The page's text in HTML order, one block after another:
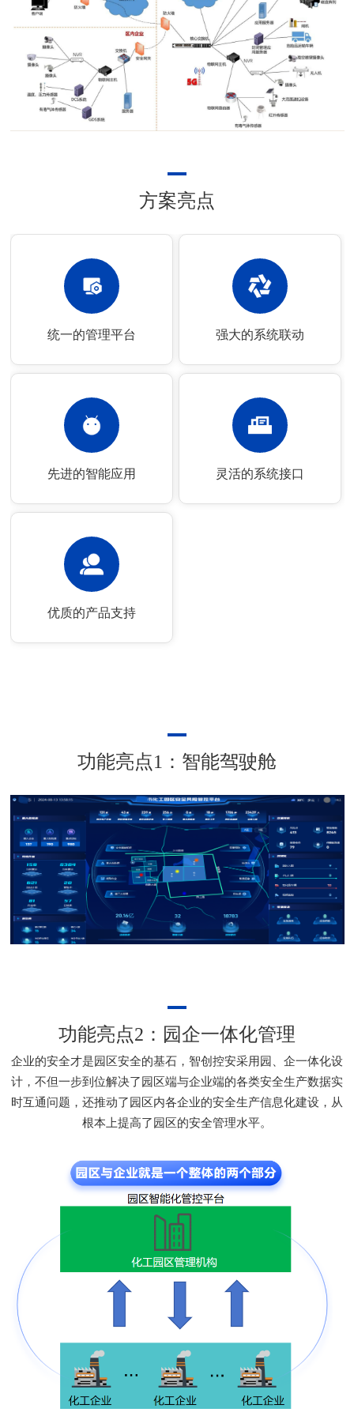
方案亮点
统一的管理平台 强大的系统联动
先进的智能应用 灵活的系统接口
优质的产品支持
功能亮点1：智能驾驶舱
功能亮点2：园企一体化管理
企业的安全才是园区安全的基石，智创控安采用园、企一体化设
计，不但一步到位解决了园区端与企业端的各类安全生产数据实
时互通问题，还推动了园区内各企业的安全生产信息化建设，从
根本上提高了园区的安全管理水平。